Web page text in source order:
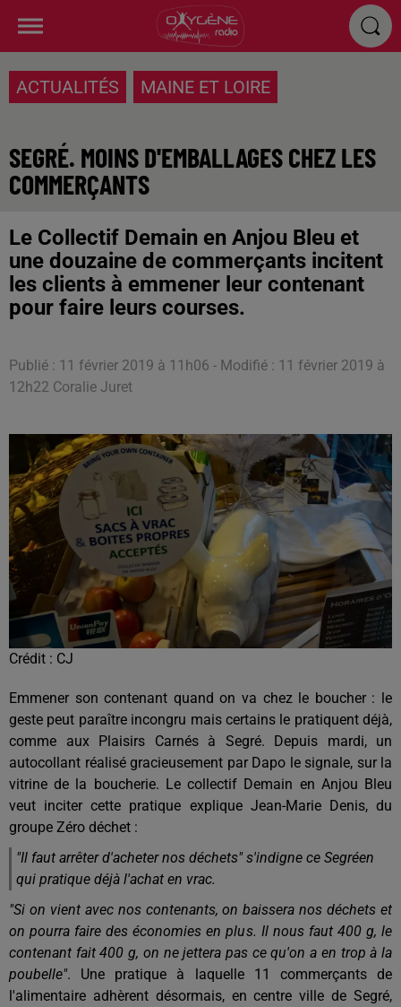
ACTUALITÉS MAINE ET LOIRE
SEGRÉ. MOINS D'EMBALLAGES CHEZ LES
COMMERÇANTS
Le Collectif Demain en Anjou Bleu et
une douzaine de commerçants incitent
les clients à emmener leur contenant
pour faire leurs courses.
Publié : 11 février 2019 à 11h06 - Modifié : 11 février 2019 à
12h22 Coralie Juret
Crédit : CJ
Emmener son contenant quand on va chez le boucher : le
geste peut paraître incongru mais certains le pratiquent déjà,
comme aux Plaisirs Carnés à Segré. Depuis mardi, un
autocollant réalisé gracieusement par Dapo le signale, sur la
vitrine de la boucherie. Le collectif Demain en Anjou Bleu
veut inciter cette pratique explique Jean-Marie Denis, du
groupe Zéro déchet :
"Il faut arrêter d'acheter nos déchets"s'indigne ce Segréen
qui pratique déjà l'achat en vrac.
"Si on vient avec nos contenants, on baissera nos déchets et
on pourra faire des économies en plus. Il nous faut 400 g, le
contenant fait 400 g, on ne jettera pas ce qu'on a en trop à la
poubelle". Une pratique à laquelle 11 commerçants de
l'alimentaire adhèrent désormais, en centre ville de Segré,